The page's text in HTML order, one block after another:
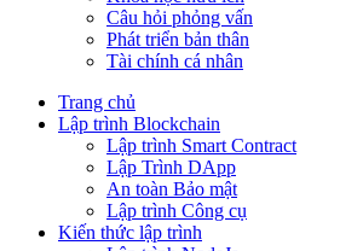
Câu hỏi phỏng vấn
Phát triển bản thân
Tài chính cá nhân
Trang chủ
Lập trình Blockchain
Lập trình Smart Contract
Lập Trình DApp
An toàn Bảo mật
Lập trình Công cụ
Kiến thức lập trình